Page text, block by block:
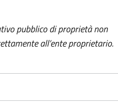
pubblico di proprietà non
all’ente proprietario.